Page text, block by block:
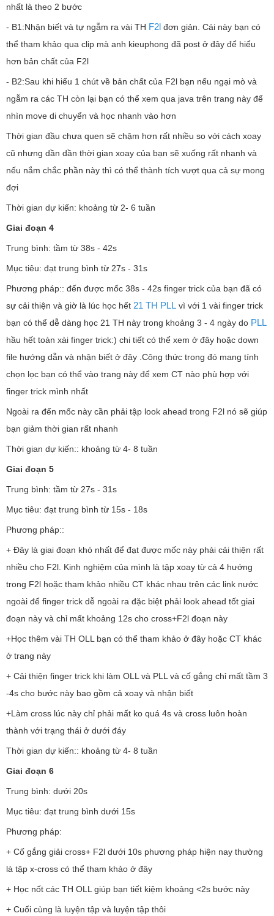
nhất là theo 2 bước
- B1:Nhận biết và tự ngẫm ra vài TH F2l đơn giản. Cái này bạn có
thể tham khảo qua clip mà anh kieuphong đã post ở đây để hiểu
hơn bản chất của F2l
- B2:Sau khi hiểu 1 chút về bản chất của F2l bạn nếu ngại mò và
ngẫm ra các TH còn lại bạn có thể xem qua java trên trang này để
nhìn move di chuyển và học nhanh vào hơn
Thời gian đầu chưa quen sẽ chậm hơn rất nhiều so với cách xoay
cũ nhưng dần dần thời gian xoay của bạn sẽ xuống rất nhanh và
nếu nắm chắc phần này thì có thể thành tích vượt qua cả sự mong
đợi
Thời gian dự kiến: khoảng từ 2- 6 tuần
Giai đoạn 4
Trung bình: tầm từ 38s - 42s
Mục tiêu: đạt trung bình từ 27s - 31s
Phương pháp:: đến được mốc 38s - 42s finger trick của bạn đã có
sự cải thiện và giờ là lúc học hết 21 TH PLL vì với 1 vài finger trick
bạn có thể dễ dàng học 21 TH này trong khoảng 3 - 4 ngày do PLL
hầu hết toàn xài finger trick:) chi tiết có thể xem ở đây hoặc down
file hướng dẫn và nhận biết ở đây .Công thức trong đó mang tính
chọn lọc bạn có thể vào trang này để xem CT nào phù hợp với
finger trick mình nhất
Ngoài ra đến mốc này cần phải tập look ahead trong F2l nó sẽ giúp
bạn giảm thời gian rất nhanh
Thời gian dự kiến:: khoảng từ 4- 8 tuần
Giai đoạn 5
Trung bình: tầm từ 27s - 31s
Mục tiêu: đạt trung bình từ 15s - 18s
Phương pháp::
+ Đây là giai đoạn khó nhất để đạt được mốc này phải cải thiện rất
nhiều cho F2l. Kinh nghiệm của mình là tập xoay từ cả 4 hướng
trong F2l hoặc tham khảo nhiều CT khác nhau trên các link nước
ngoài để finger trick dễ ngoài ra đặc biệt phải look ahead tốt giai
đoạn này và chỉ mất khoảng 12s cho cross+F2l đoạn này
+Học thêm vài TH OLL bạn có thể tham khảo ở đây hoặc CT khác
ở trang này
+ Cải thiện finger trick khi làm OLL và PLL và cố gắng chỉ mất tầm 3
-4s cho bước này bao gồm cả xoay và nhận biết
+Làm cross lúc này chỉ phải mất ko quá 4s và cross luôn hoàn
thành với trạng thái ở dưới đáy
Thời gian dự kiến:: khoảng từ 4- 8 tuần
Giai đoạn 6
Trung bình: dưới 20s
Mục tiêu: đạt trung bình dưới 15s
Phương pháp:
+ Cố gắng giải cross+ F2l dưới 10s phương pháp hiện nay thường
là tập x-cross có thể tham khảo ở đây
+ Học nốt các TH OLL giúp bạn tiết kiệm khoảng <2s bước này
+ Cuối cùng là luyện tập và luyện tập thôi